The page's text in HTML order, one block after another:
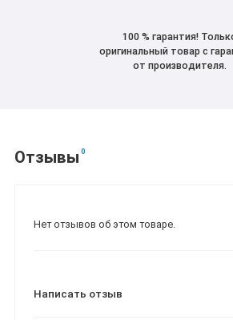
100 % гарантия!
оригинальный товар с
от производителя.
Отзывы 0
Нет отзывов об этом товаре.
Написать отзыв